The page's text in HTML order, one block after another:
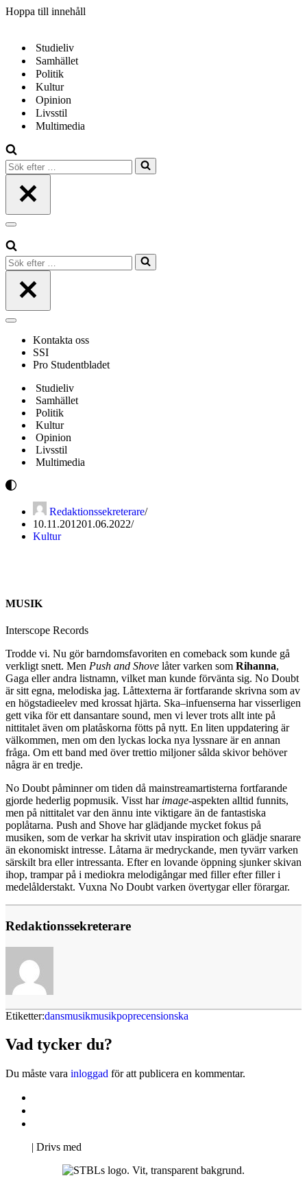
Hoppa till innehåll
Studieliv
Samhället
Politik
Kultur
Opinion
Livsstil
Multimedia
Sök
efter
Navigeringsmeny
Sök
efter
Navigeringsmeny
Kontakta oss
SSI
Pro Studentbladet
Studieliv
Samhället
Politik
Kultur
Opinion
Livsstil
Multimedia
Redaktionssekreterare
10.11.201201.06.2022
Kultur
MUSIK
Interscope Records
Trodde vi. Nu gör barndomsfavoriten en comeback som kunde gå
verkligt snett. Men Push and Shove låter varken som Rihanna,
Gaga eller andra listnamn, vilket man kunde förvänta sig. No Doubt
är sitt egna, melodiska jag. Låttexterna är fortfarande skrivna som av
en högstadieelev med krossat hjärta. Ska–infuenserna har visserligen
gett vika för ett dansantare sound, men vi lever trots allt inte på
nittitalet även om platåskorna fötts på nytt. En liten uppdatering är
välkommen, men om den lyckas locka nya lyssnare är en annan
fråga. Om ett band med över trettio miljoner sålda skivor behöver
några är en tredje.
No Doubt påminner om tiden då mainstreamartisterna fortfarande
gjorde hederlig popmusik. Visst har image-aspekten alltid funnits,
men på nittitalet var den ännu inte viktigare än de fantastiska
poplåtarna. Push and Shove har glädjande mycket fokus på
musiken, som de verkar ha skrivit utav inspiration och glädje snarare
än ekonomiskt intresse. Låtarna är medryckande, men tyvärr varken
särskilt bra eller intressanta. Efter en lovande öppning sjunker skivan
ihop, trampar på i mediokra melodigångar med filler efter filler i
medelålderstakt. Vuxna No Doubt varken övertygar eller förargar.
Redaktionssekreterare
Etiketter:dansmusikmusikpoprecensionska
Vad tycker du?
Du måste vara inloggad för att publicera en kommentar.
| Drivs med